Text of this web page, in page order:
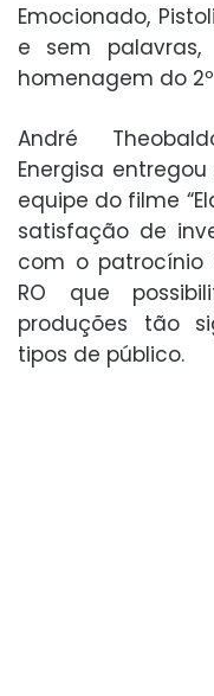
Emocionado,
e sem
homenagem do 2º
André
Energisa
equipe do filme
satisfação de
com o patrocínio
RO que
produções tão
tipos de público.